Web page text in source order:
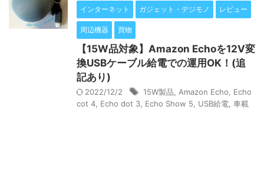
インターネット ガジェット・デジモノ レビュー
周辺機器 買物
【15W品対象】Amazon Echoを12V変
換USBケーブル給電での運用OK！(追
記あり)
2022/12/2 15W製品 Amazon Echo
Echo
cot 4 Echo dot 3 Echo Show 5 USB給電 車載